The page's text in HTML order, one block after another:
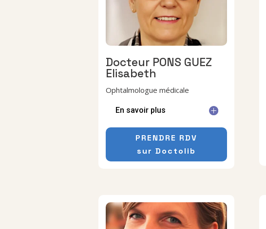
Docteur PONS GUEZ
Elisabeth
Ophtalmologue médicale
En savoir plus
PRENDRE RDV
sur Doctolib